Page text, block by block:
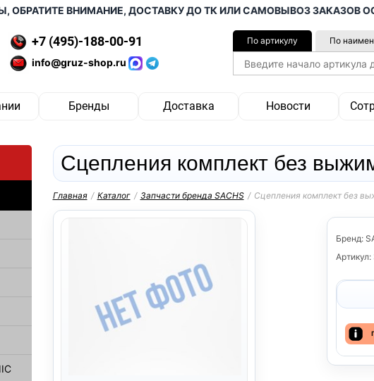
ВНИМАНИЕ, ДОСТАВКУ ДО ТК ИЛИ САМОВЫВОЗ ЗАКАЗОВ
+7 (495)-188-00-91
info@gruz-shop.ru
По артикулу По
Бренды Доставка Новости
Сцепления комплект без
Главная / Каталог / Запчасти бренда SACHS / Сцепления комплект без
Бренд: